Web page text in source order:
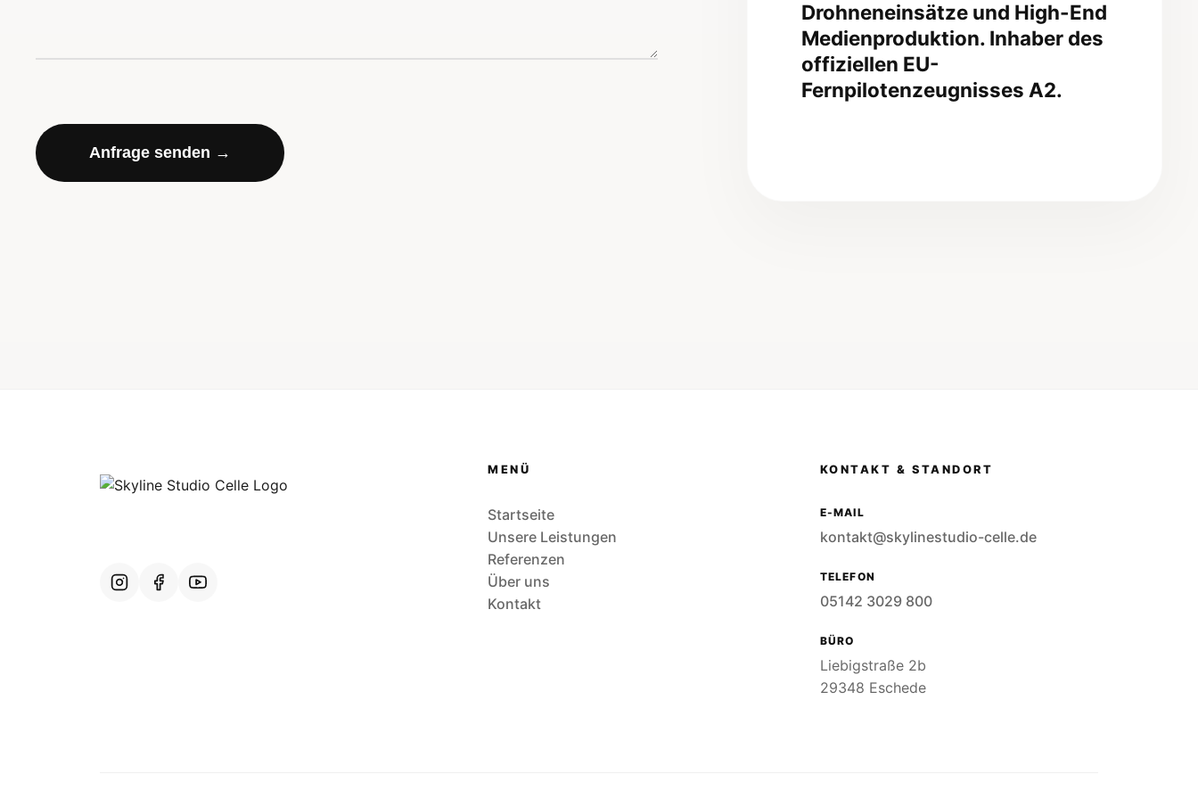
Anfrage senden →
Drohneneinsätze und High-End
Medienproduktion. Inhaber des
offiziellen EU-
Fernpilotenzeugnisses A2.
MENÜ
Startseite
Unsere Leistungen
Referenzen
Über uns
Kontakt
KONTAKT & STANDORT
E-MAIL
kontakt@skylinestudio-celle.de
TELEFON
05142 3029 800
BÜRO
Liebigstraße 2b
29348 Eschede